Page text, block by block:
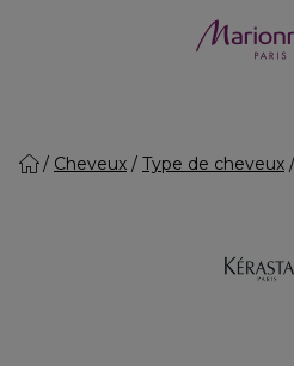
Cheveux Type de cheveux